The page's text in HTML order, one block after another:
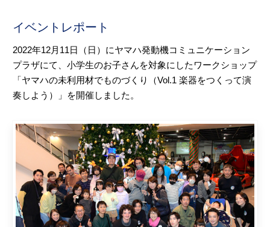
イベントレポート
2022年12月11日（日）にヤマハ発動機コミュニケーション
プラザにて、小学生のお子さんを対象にしたワークショップ
「ヤマハの未利用材でものづくり（Vol.1 楽器をつくって演
奏しよう）」を開催しました。